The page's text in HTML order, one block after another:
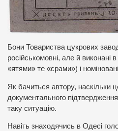
Бони Товариства цукрових
російськомовні, але й виконані
«ятями» те «єрами») і
Як бачиться автору, наскільки
документального
таку ситуацію.
Навіть знаходячись в Одесі